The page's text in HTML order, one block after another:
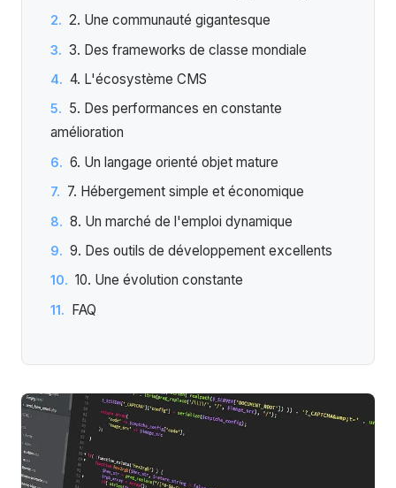
2. Une communauté gigantesque
3. Des frameworks de classe mondiale
4. L'écosystème CMS
5. Des performances en constante
amélioration
6. Un langage orienté objet mature
7. Hébergement simple et économique
8. Un marché de l'emploi dynamique
9. Des outils de développement excellents
10. Une évolution constante
FAQ